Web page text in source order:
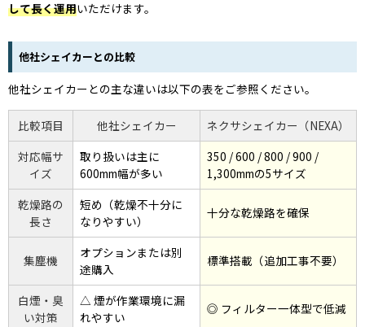
して長く運用いただけます。
他社シェイカーとの比較
他社シェイカーとの主な違いは以下の表をご参照ください。
比較項目 他社シェイカー
ネクサシェイカー（NEXA）
対応幅サ
イズ
取り扱いは主に
600mm幅が多い
350 / 600 / 800 / 900 /
1,300mmの5サイズ
乾燥路の
長さ
短め（乾燥不十分に
なりやすい）
十分な乾燥路を確保
集塵機
オプションまたは別
途購入
標準搭載（追加工事不要）
白煙・臭
い対策
△ 煙が作業環境に漏
れやすい
◎ フィルター一体型で低減